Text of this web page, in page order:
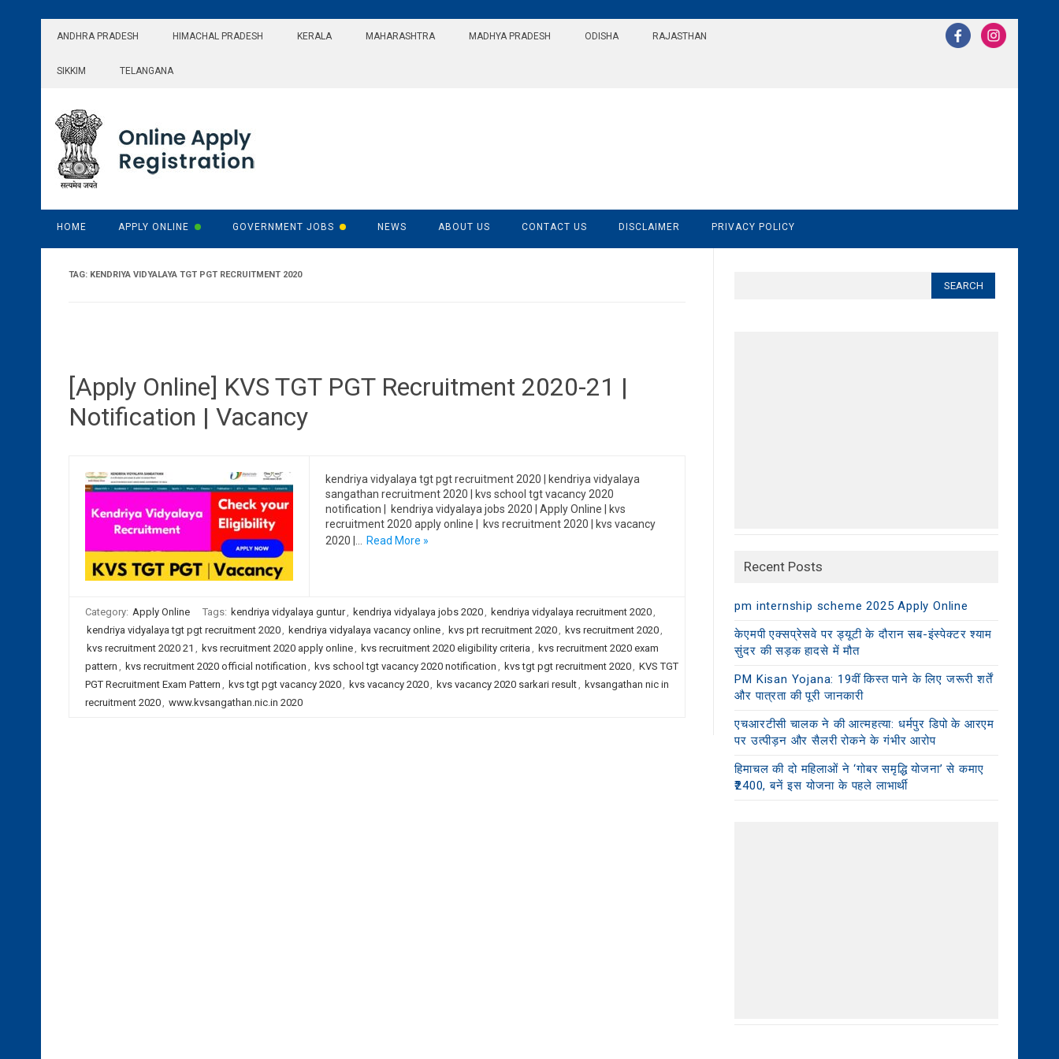
ANDHRA PRADESH HIMACHAL PRADESH KERALA MAHARASHTRA MADHYA PRADESH ODISHA RAJASTHAN
SIKKIM TELANGANA
HOME APPLY ONLINE GOVERNMENT JOBS NEWS ABOUT US CONTACT US DISCLAIMER PRIVACY POLICY
TAG: KENDRIYA VIDYALAYA TGT PGT RECRUITMENT 2020
[Apply Online] KVS TGT PGT Recruitment 2020-21 |
Notification | Vacancy
kendriya vidyalaya tgt pgt recruitment 2020 | kendriya vidyalaya
sangathan recruitment 2020 | kvs school tgt vacancy 2020
notification | kendriya vidyalaya jobs 2020 | Apply Online | kvs
recruitment 2020 apply online | kvs recruitment 2020 | kvs vacancy
2020 |…
Read More »
Category: Apply Online Tags: kendriya vidyalaya guntur, kendriya vidyalaya jobs 2020, kendriya vidyalaya recruitment 2020,
kendriya vidyalaya tgt pgt recruitment 2020, kendriya vidyalaya vacancy online, kvs prt recruitment 2020, kvs recruitment 2020,
kvs recruitment 2020 21 , kvs recruitment 2020 apply online, kvs recruitment 2020 eligibility criteria , kvs recruitment 2020 exam
pattern , kvs recruitment 2020 official notification , kvs school tgt vacancy 2020 notification , kvs tgt pgt recruitment 2020, KVS TGT
PGT Recruitment Exam Pattern , kvs tgt pgt vacancy 2020, kvs vacancy 2020, kvs vacancy 2020 sarkari result, kvsangathan nic in
recruitment 2020, www.kvsangathan.nic.in 2020
Recent Posts
pm internship scheme 2025 Apply Online
केएमपी एक्सप्रेसवे पर ड्यूटी के दौरान सब-इंस्पेक्टर श्याम
सुंदर की सड़क हादसे में मौत
PM Kisan Yojana: 19वीं किस्त पाने के लिए जरूरी शर्तें
और पात्रता की पूरी जानकारी
एचआरटीसी चालक ने की आत्महत्या: धर्मपुर डिपो के आरएम
पर उत्पीड़न और सैलरी रोकने के गंभीर आरोप
हिमाचल की दो महिलाओं ने ‘गोबर समृद्धि योजना’ से कमाए
₹2400, बनें इस योजना के पहले लाभार्थी